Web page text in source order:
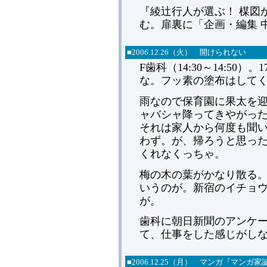
『綾辻行人が選ぶ！ 楳
む。扉裏に「企画・編集
■2006.12.26（火） 開けられない
F歯科（14:30～14:50）。
な。フッ素の塗布はして
雨なので保育園に果太を
ャバシャ降ってきやがっ
それは家人から何度も聞
わず。が、帰ろうと思っ
くれなくっちゃ。
梅の木の葉がかなり散る
いうのが。新宿のイチョ
が。
歯科に朝日新聞のアンケ
て、仕事をした感じがし
■2006.12.25（月） マンガ『マンガ家